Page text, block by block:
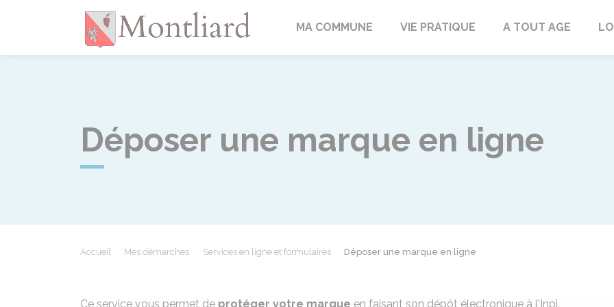
MontliardMA COMMUNE VIE PRATIQUE A TOUT AGE
Déposer une marque en ligne
Accueil Mes démarches Services en ligne et formulaires Déposer une marque en ligne
Ce service vous permet de protéger votre marque en faisant son dépôt électronique à l'Inpi.